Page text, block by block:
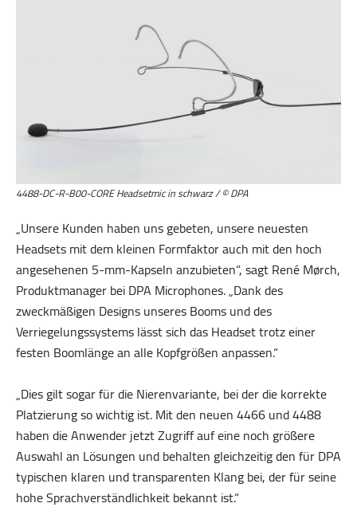
4488-DC-R-B00-CORE Headsetmic in schwarz / © DPA
„Unsere Kunden haben uns gebeten, unsere neuesten
Headsets mit dem kleinen Formfaktor auch mit den hoch
angesehenen 5-mm-Kapseln anzubieten“, sagt René Mørch,
Produktmanager bei DPA Microphones. „Dank des
zweckmäßigen Designs unseres Booms und des
Verriegelungssystems lässt sich das Headset trotz einer
festen Boomlänge an alle Kopfgrößen anpassen.“
„Dies gilt sogar für die Nierenvariante, bei der die korrekte
Platzierung so wichtig ist. Mit den neuen 4466 und 4488
haben die Anwender jetzt Zugriff auf eine noch größere
Auswahl an Lösungen und behalten gleichzeitig den für DPA
typischen klaren und transparenten Klang bei, der für seine
hohe Sprachverständlichkeit bekannt ist.“